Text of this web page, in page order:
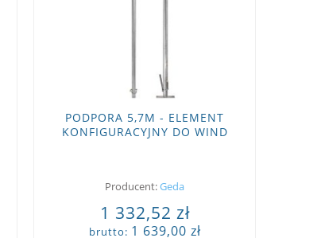
PODPORA 5,7M - ELEMENT
KONFIGURACYJNY DO WIND
Producent:Geda
1 332,52 zł
brutto: 1 639,00 zł